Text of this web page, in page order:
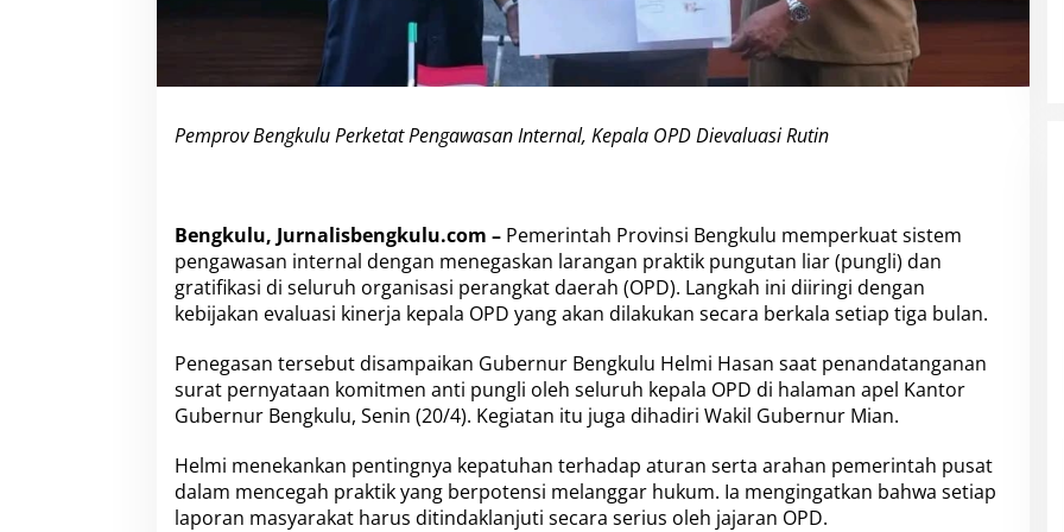
n
K
e
p
a
l
P
D
D
e
v
a
l
Pemprov Bengkulu Perketat Pengawasan Internal, Kepala OPD Dievaluasi Rutin
Bengkulu, Jurnalisbengkulu.com – Pemerintah Provinsi Bengkulu memperkuat sistem
pengawasan internal dengan menegaskan larangan praktik pungutan liar (pungli) dan
gratifikasi di seluruh organisasi perangkat daerah (OPD). Langkah ini diiringi dengan
kebijakan evaluasi kinerja kepala OPD yang akan dilakukan secara berkala setiap tiga bulan.
Penegasan tersebut disampaikan Gubernur Bengkulu Helmi Hasan saat penandatanganan
surat pernyataan komitmen anti pungli oleh seluruh kepala OPD di halaman apel Kantor
Gubernur Bengkulu, Senin (20/4). Kegiatan itu juga dihadiri Wakil Gubernur Mian.
Helmi menekankan pentingnya kepatuhan terhadap aturan serta arahan pemerintah pusat
dalam mencegah praktik yang berpotensi melanggar hukum. Ia mengingatkan bahwa setiap
laporan masyarakat harus ditindaklanjuti secara serius oleh jajaran OPD.